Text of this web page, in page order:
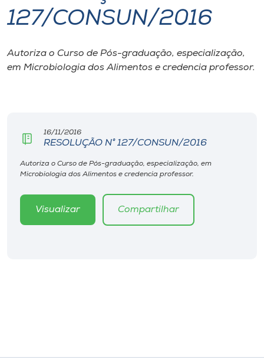
I.nova
Diplomados
CPA
Biblioteca
Editora
127/CONSUN/2016
Autoriza o Curso de Pós-graduação, especialização,
em Microbiologia dos Alimentos e credencia professor.
16/11/2016
RESOLUÇÃO N° 127/CONSUN/2016
Autoriza o Curso de Pós-graduação, especialização, em
Microbiologia dos Alimentos e credencia professor.
Visualizar Compartilhar